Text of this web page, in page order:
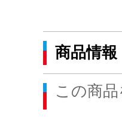
商品情報
この商